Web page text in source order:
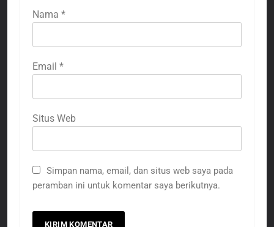
Nama *
Email *
Situs Web
Simpan nama, email, dan situs web saya pada
peramban ini untuk komentar saya berikutnya.